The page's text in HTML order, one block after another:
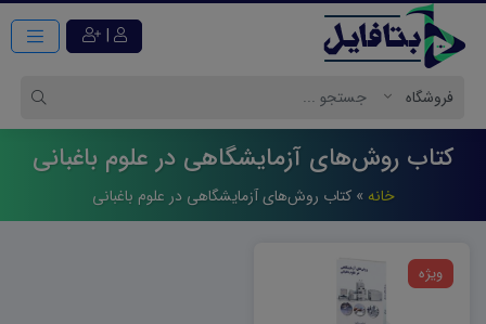
|
کتاب روش‌های آزمایشگاهی در علوم باغبانی
خانه »کتاب روش‌های آزمایشگاهی در علوم باغبانی
ویژه